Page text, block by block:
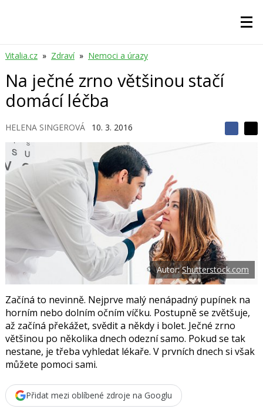
Vitalia.cz » Zdraví » Nemoci a úrazy
Na ječné zrno většinou stačí
domácí léčba
HELENA SINGEROVÁ 10. 3. 2016
SS
b
o
o
u
X
Autor:Shutterstock.com
Začíná to nevinně. Nejprve malý nenápadný pupínek na
horním nebo dolním očním víčku. Postupně se zvětšuje,
až začíná překážet, svědit a někdy i bolet. Ječné zrno
většinou po několika dnech odezní samo. Pokud se tak
nestane, je třeba vyhledat lékaře. V prvních dnech si však
můžete pomoci sami.
Přidat mezi oblíbené zdroje na Googlu